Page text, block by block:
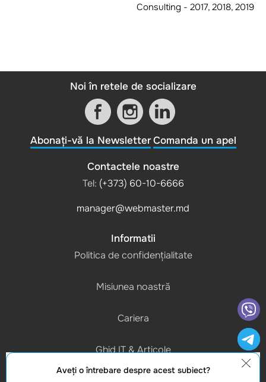
Consulting - 2017, 2018, 2019
Noi în retele de socializare
Abonați-vă la Newsletter Comanda un apel
Contactele noastre
Tel: (+373) 60-10-6666
manager@webmaster.md
Informatii
Politica de confidențialitate
Misiunea noastră
Cariera
Ghid IT & Articole
Aveţi o întrebare despre acest subiect?